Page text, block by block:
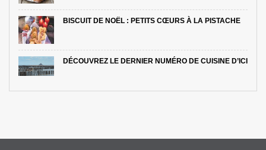
BISCUIT DE NOËL : PETITS CŒURS À LA PISTACHE
DÉCOUVREZ LE DERNIER NUMÉRO DE CUISINE D’ICI